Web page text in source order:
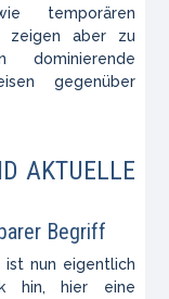
temporären
zeigen aber zu
gegenüber
AKTUELLE
Begriff
ist nun eigentlich
hin, hier eine